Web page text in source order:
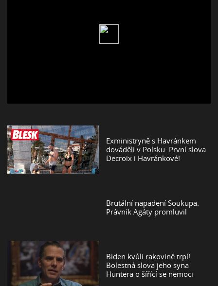
Exministryně s Havránkem
dováděli v Polsku: První slova
Decroix i Havránkové!
Brutální napadení Soukupa.
Právník Agáty promluvil
Biden kvůli rakovině trpí!
Bolestná slova jeho syna
Huntera o šířící se nemoci